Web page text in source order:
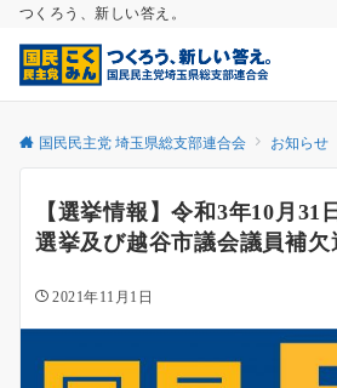
つくろう、新しい答え。
国民民主党 埼玉県総支部連合会 お知らせ
【選挙情報】令和3年10月31
選挙及び越谷市議会議員補
2021年11月1日